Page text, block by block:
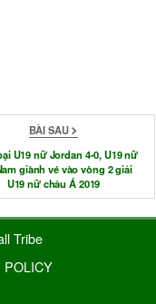
BÀI SAU
U19 nữ Jordan 4-0, U19 nữ
giành vé vào vòng 2 giải
U19 nữ châu Á 2019
Tribe
POLICY